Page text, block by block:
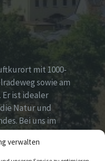
verwalten
mit 1000-
sowie am
ist idealer
Natur und
Bei uns im
und viel